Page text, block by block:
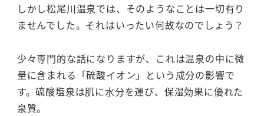
しかし松尾川温泉では、そのようなことは一切有り
ませんでした。それはいったい何故なのでしょう？
少々専門的な話になりますが、これは温泉の中に微
量に含まれる「硫酸イオン」という成分の影響で
す。硫酸塩泉は肌に水分を運び、保湿効果に優れた
泉質。